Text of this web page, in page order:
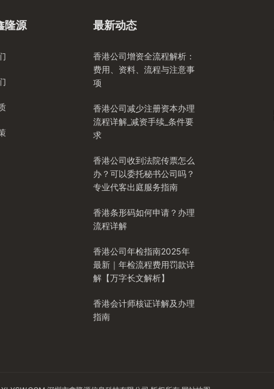
隆源 最新动态
香港公司增资全流程解析：
费用、资料、流程与注意事
项
香港公司减少注册资本办理
流程详解_减资手续_条件要
求
香港公司收到法院传票怎么
办？可以委托秘书公司吗？
专业代客出庭服务指南
香港条形码如何申请？办理
流程详解
香港公司年检指南2025年
最新｜年检流程费用罚款详
解【万字长文解析】
香港会计师核证详解及办理
指南